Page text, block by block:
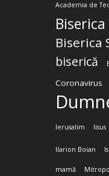
Academia de
Biserica
biserică
Coronavirus
Ierusalim Iisus
Ilarion Boian
mamă